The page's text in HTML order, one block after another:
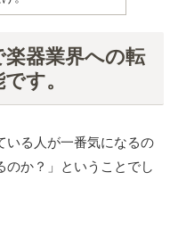
器業界への転
す。
いる人が一番気になるの
のか？」ということでし